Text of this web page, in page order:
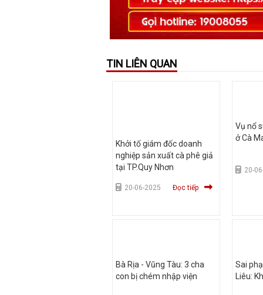
TIN LIÊN QUAN
Khởi tố giám đốc doanh
nghiệp sản xuất cà phê giả
tại TP.Quy Nhơn
20-06-2025 Đọc tiếp
Vụ nổ
ở Cà
20-
Bà Rịa - Vũng Tàu: 3 cha
con bị chém nhập viện
Sai
Liêu: